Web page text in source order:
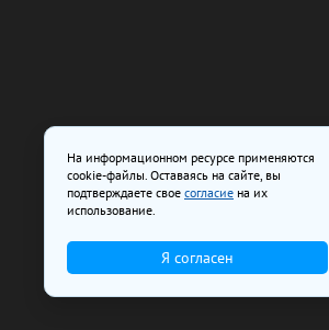
Все рекламные товары подлежат
изготовлена и размещена на
На сайте www.irk.ru
от 29 октября 2018 г., выдан
ООО «Ирк.ру». Главный
Телефон редакции:
+7 (3952) 48-
На информационном ресурсе применяются
cookie-файлы. Оставаясь на сайте, вы
подтверждаете свое согласие на их
использование.
Я согласен